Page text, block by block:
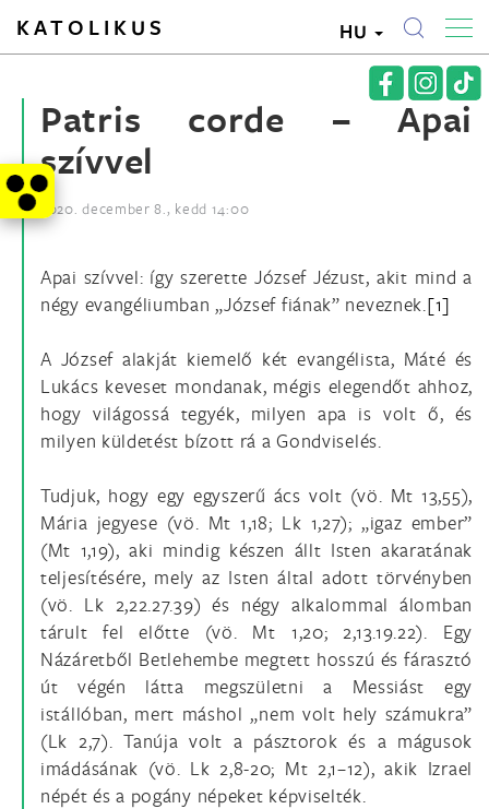
KATOLIKUS HU
Patris corde – Apai
szívvel
2020. december 8., kedd 14:00
Apai szívvel: így szerette József Jézust, akit mind a
négy evangéliumban „József fiának” neveznek.[1]
A József alakját kiemelő két evangélista, Máté és
Lukács keveset mondanak, mégis elegendőt ahhoz,
hogy világossá tegyék, milyen apa is volt ő, és
milyen küldetést bízott rá a Gondviselés.
Tudjuk, hogy egy egyszerű ács volt (vö. Mt 13,55),
Mária jegyese (vö. Mt 1,18; Lk 1,27); „igaz ember”
(Mt 1,19), aki mindig készen állt Isten akaratának
teljesítésére, mely az Isten által adott törvényben
(vö. Lk 2,22.27.39) és négy alkalommal álomban
tárult fel előtte (vö. Mt 1,20; 2,13.19.22). Egy
Názáretből Betlehembe megtett hosszú és fárasztó
út végén látta megszületni a Messiást egy
istállóban, mert máshol „nem volt hely számukra”
(Lk 2,7). Tanúja volt a pásztorok és a mágusok
imádásának (vö. Lk 2,8-20; Mt 2,1–12), akik Izrael
népét és a pogány népeket képviselték.